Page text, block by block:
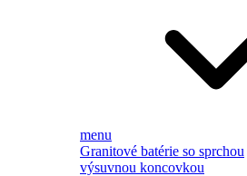
menu
Granitové batérie so sprchou
výsuvnou koncovkou